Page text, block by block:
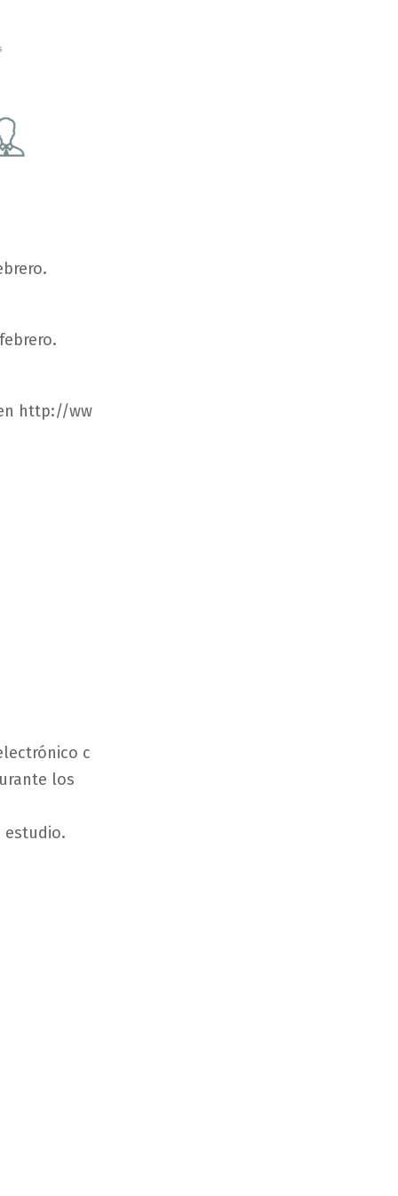
.
febrero.
http://ww
c
los
estudio.